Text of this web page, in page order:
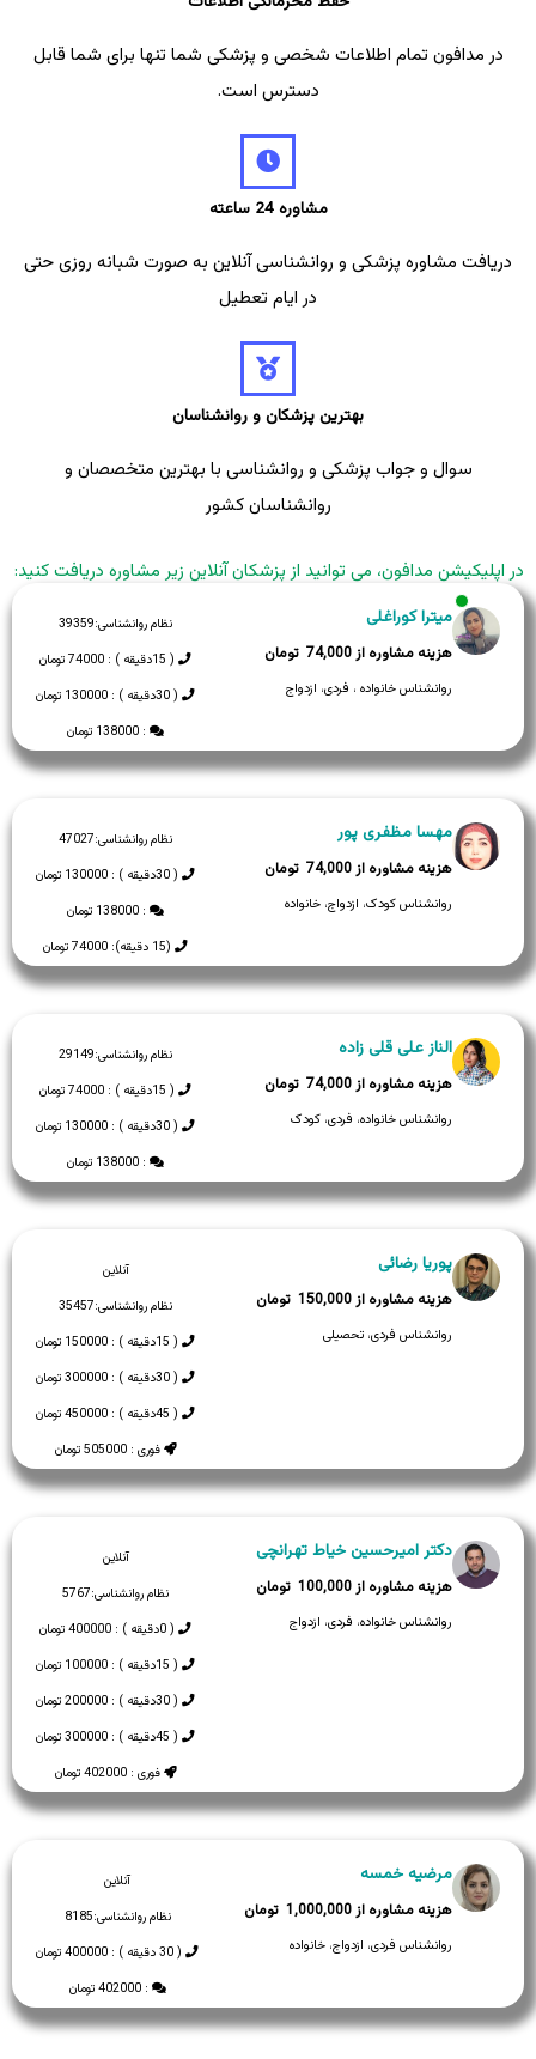
در مدافون تمام اطلاعات شخصی و پزشکی شما تنها برای شما قابل
دسترس است.
مشاوره 24 ساعته
دریافت مشاوره پزشکی و روانشناسی آنلاین به صورت شبانه روزی حتی
در ایام تعطیل
بهترین پزشکان و روانشناسان
سوال و جواب پزشکی و روانشناسی با بهترین متخصصان و
روانشناسان کشور
در اپلیکیشن مدافون، می توانید از پزشکان آنلاین زیر مشاوره دریافت کنید:
نظام روانشناسی:39359
( 15دقیقه ) : 74000 تومان
( 30دقیقه ) : 130000 تومان
: 138000 تومان
میترا کوراغلی
74,000
روانشناس خانواده ، فردی، ازدواج
نظام روانشناسی:47027
( 30دقیقه ) : 130000 تومان
: 138000 تومان
(15 دقیقه): 74000 تومان
مهسا مظفری پور
74,000
روانشناس کودک، ازدواج، خانواده
نظام روانشناسی:29149
( 15دقیقه ) : 74000 تومان
( 30دقیقه ) : 130000 تومان
: 138000 تومان
الناز علی قلی زاده
74,000
روانشناس خانواده، فردی، کودک
آنلاین
نظام روانشناسی:35457
( 15دقیقه ) : 150000 تومان
( 30دقیقه ) : 300000 تومان
( 45دقیقه ) : 450000 تومان
فوری : 505000 تومان
پوریا رضائی
150,000
روانشناس فردی، تحصیلی
آنلاین
نظام روانشناسی:5767
( 0دقیقه ) : 400000 تومان
( 15دقیقه ) : 100000 تومان
( 30دقیقه ) : 200000 تومان
( 45دقیقه ) : 300000 تومان
فوری : 402000 تومان
دکتر امیرحسین خیاط تهرانچی
100,000
روانشناس خانواده، فردی، ازدواج
آنلاین
نظام روانشناسی:8185
( 30 دقیقه ) : 400000 تومان
: 402000 تومان
مرضیه خمسه
1,000,000
روانشناس فردی، ازدواج، خانواده